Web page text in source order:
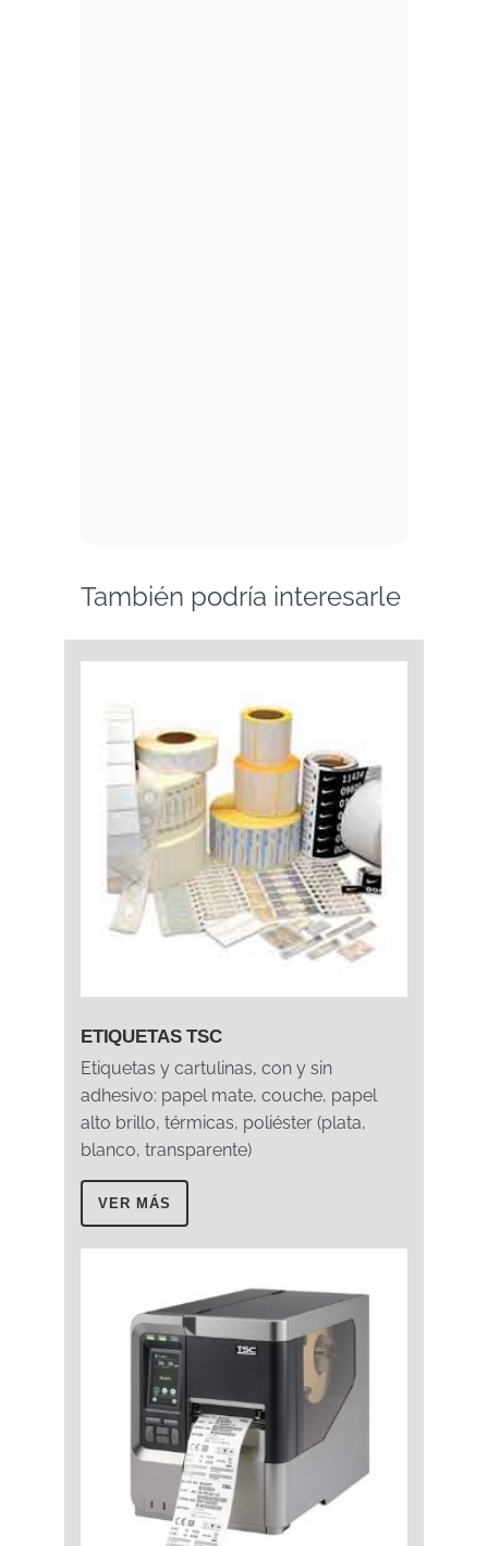
También podría interesarle
ETIQUETAS TSC
Etiquetas y cartulinas, con y sin
adhesivo: papel mate, couche, papel
alto brillo, térmicas, poliéster (plata,
blanco, transparente)
VER MÁS